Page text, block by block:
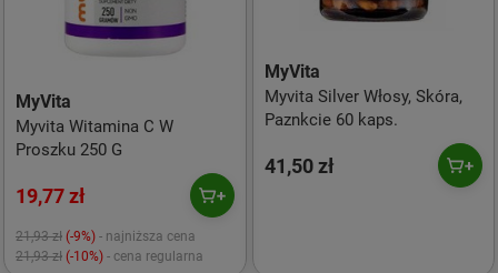
MyVita
Myvita Witamina C W
Proszku 250 G
19,77 zł
21,93 zł (-9%) - najniższa cena
21,93 zł (-10%) - cena regularna
MyVita
Myvita Silver Włosy, Skóra,
Paznkcie 60 kaps.
41,50 zł